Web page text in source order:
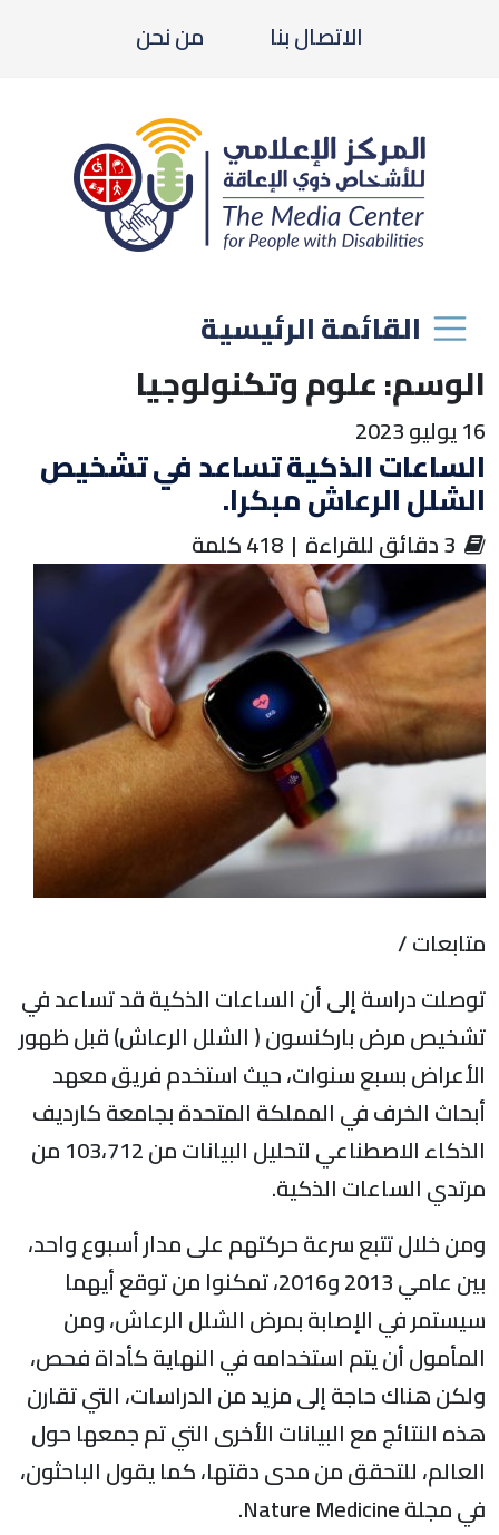
الاتصال بنا من نحن
القائمة الرئيسية
الوسم:علوم وتكنولوجيا
16 يوليو 2023
الساعات الذكية تساعد في تشخيص
الشلل الرعاش مبكرا.
متابعات /
توصلت دراسة إلى أن الساعات الذكية قد تساعد في
تشخيص مرض باركنسون ( الشلل الرعاش) قبل ظهور
الأعراض بسبع سنوات، حيث استخدم فريق معهد
أبحاث الخرف في المملكة المتحدة بجامعة كارديف
الذكاء الاصطناعي لتحليل البيانات من 103،712 من
مرتدي الساعات الذكية.
ومن خلال تتبع سرعة حركتهم على مدار أسبوع واحد،
بين عامي 2013 و2016، تمكنوا من توقع أيهما
سيستمر في الإصابة بمرض الشلل الرعاش، ومن
المأمول أن يتم استخدامه في النهاية كأداة فحص،
ولكن هناك حاجة إلى مزيد من الدراسات، التي تقارن
هذه النتائج مع البيانات الأخرى التي تم جمعها حول
العالم، للتحقق من مدى دقتها، كما يقول الباحثون،
في مجلة Nature Medicine.